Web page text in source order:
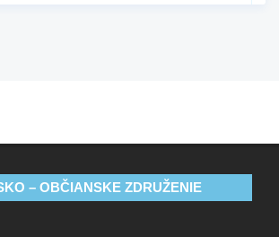
– OBČIANSKE ZDRUŽENIE